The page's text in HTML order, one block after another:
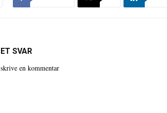
SVAR
en kommentar